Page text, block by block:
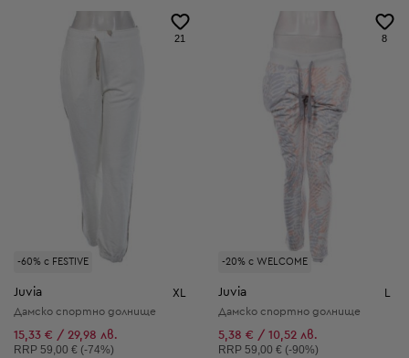
-60% с FESTIVE
21
Juvia XL
Дамско спортно долнище
15,33 € / 29,98 лв.
Препоръчителна цена:
RRP 59,00 € (-74%)
-20% с WELCOME
8
Juvia L
Дамско спортно долнище
5,38 € / 10,52 лв.
Препоръчителна цена:
RRP 59,00 € (-90%)